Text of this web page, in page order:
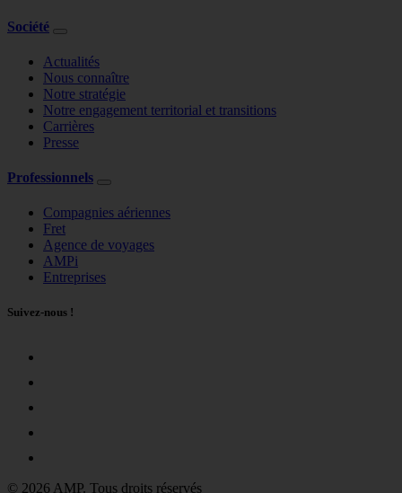
Société
Actualités
Nous connaître
Notre stratégie
Notre engagement territorial et transitions
Carrières
Presse
Professionnels
Compagnies aériennes
Fret
Agence de voyages
AMPi
Entreprises
Suivez-nous !
© 2026 AMP. Tous droits réservés